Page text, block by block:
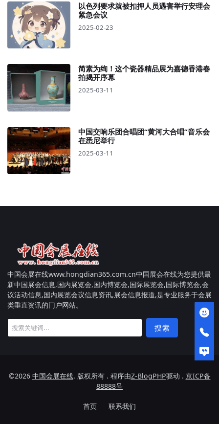
以色列要求就被扣押人员遇害举行安理会
紧急会议
2025-02-23
简素为绚！这个瓷器精品展为嘉德香港春
拍揭开序幕
2025-03-11
中国交响乐团合唱团“黄河大合唱”音乐会
在悉尼举行
2025-03-11
中国会展在线www.hongdian365.com.cn中国展会在线为您提供最
新中国展会信息,国内展览会,国内博览会,国际展览会,国际博览会,会
议活动信息,国内展览会议信息资讯,展会信息报道,是专业服务于会展
类垂直资讯的门户网站。
搜索
©2026 中国会展在线. 版权所有 . 程序由Z-BlogPHP驱动 . 京ICP备
88888号
首页 联系我们